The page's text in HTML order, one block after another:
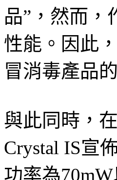
品”，然而，
性能。因此
冒消毒產品
與此同時，
Crystal IS宣
功率為